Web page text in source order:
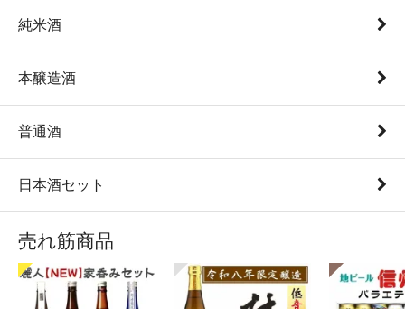
純米酒
本醸造酒
普通酒
日本酒セット
売れ筋商品